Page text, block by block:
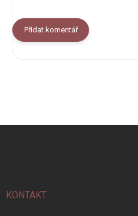
Přidat komentář
KONTAKT